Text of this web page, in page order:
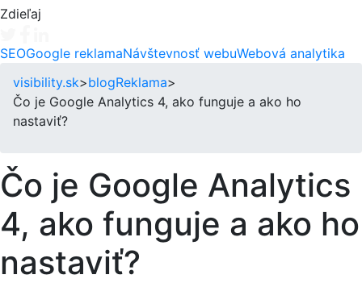
Zdieľaj
SEOGoogle reklamaNávštevnosť webuWebová analytika
visibility.sk>blogReklama>
Čo je Google Analytics 4, ako funguje a ako ho
nastaviť?
Čo je Google Analytics
4, ako funguje a ako ho
nastaviť?